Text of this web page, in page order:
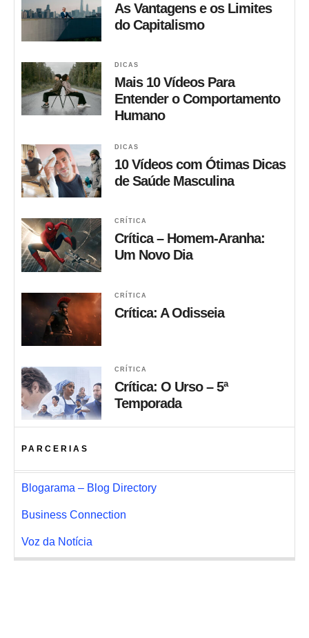
As Vantagens e os Limites
do Capitalismo
DICAS
Mais 10 Vídeos Para
Entender o Comportamento
Humano
DICAS
10 Vídeos com Ótimas Dicas
de Saúde Masculina
CRÍTICA
Crítica – Homem-Aranha:
Um Novo Dia
CRÍTICA
Crítica: A Odisseia
CRÍTICA
Crítica: O Urso – 5ª
Temporada
PARCERIAS
Blogarama – Blog Directory
Business Connection
Voz da Notícia